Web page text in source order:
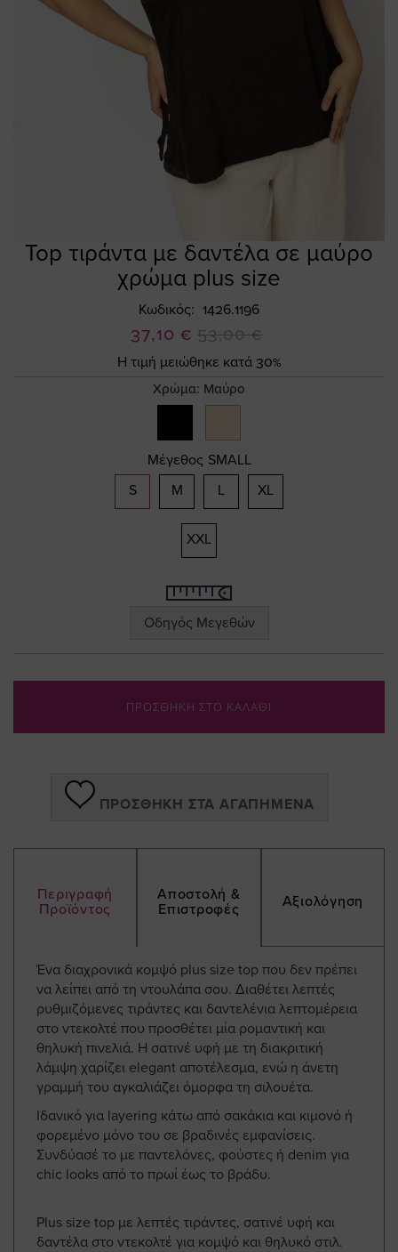
Top τιράντα με δαντέλα σε μαύρο
χρώμα plus size
Κωδικός 1426.1196
Ειδική
Τιμή
37,10 € 53,00 €
Η τιμή μειώθηκε κατά 30%
Χρώμα: Μαύρο
Μέγεθος SMALL
S
M L XL
XXL
Οδηγός Μεγεθών
ΠΡΟΣΘΗΚΗ ΣΤΟ ΚΑΛΑΘΙ
ΠΡΟΣΘΉΚΗ ΣΤΑ ΑΓΑΠΗΜΈΝΑ
Περιγραφή
Προϊόντος
Αποστολή &
Επιστροφές
Αξιολόγηση
Ένα διαχρονικά κομψό plus size top που δεν πρέπει
να λείπει από τη ντουλάπα σου. Διαθέτει λεπτές
ρυθμιζόμενες τιράντες και δαντελένια λεπτομέρεια
στο ντεκολτέ που προσθέτει μία ρομαντική και
θηλυκή πινελιά. Η σατινέ υφή με τη διακριτική
λάμψη χαρίζει elegant αποτέλεσμα, ενώ η άνετη
γραμμή του αγκαλιάζει όμορφα τη σιλουέτα.
Ιδανικό για layering κάτω από σακάκια και κιμονό ή
φορεμένο μόνο του σε βραδινές εμφανίσεις.
Συνδύασέ το με παντελόνες, φούστες ή denim για
chic looks από το πρωί έως το βράδυ.
Plus size top με λεπτές τιράντες, σατινέ υφή και
δαντέλα στο ντεκολτέ για κομψό και θηλυκό στιλ.
Skip